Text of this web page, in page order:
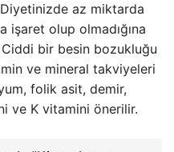
az miktarda
olup olmadığına
Ciddi bir besin bozukluğu
ve mineral takviyeleri
folik asit, demir,
ve K vitamini önerilir.